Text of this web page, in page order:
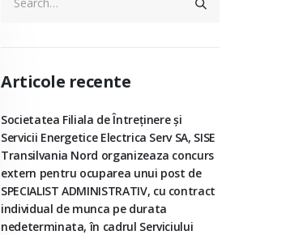
Articole recente
Societatea Filiala de Întreţinere şi
Servicii Energetice Electrica Serv SA, SISE
Transilvania Nord organizeaza concurs
extern pentru ocuparea unui post de
SPECIALIST ADMINISTRATIV, cu contract
individual de munca pe durata
nedeterminata, în cadrul Serviciului